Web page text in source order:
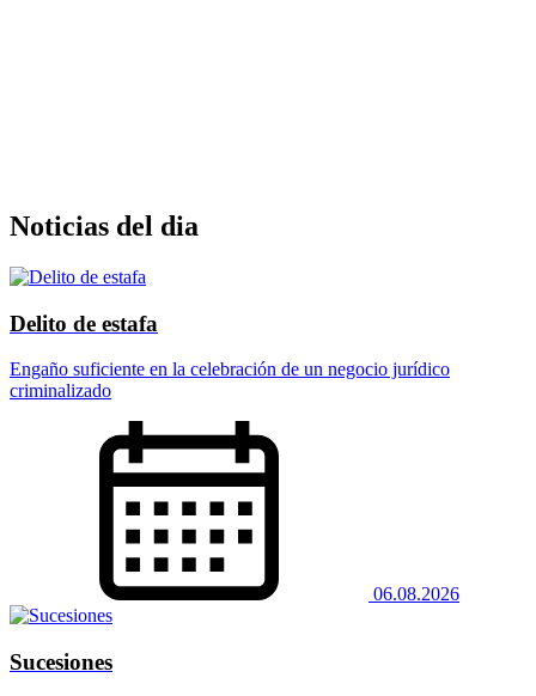
Noticias del dia
Delito de estafa
Engaño suficiente en la celebración de un negocio jurídico
criminalizado
06.08.2026
Sucesiones